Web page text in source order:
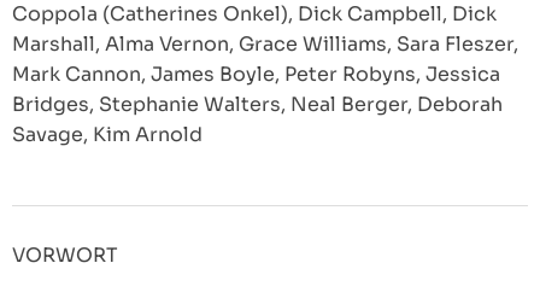
Coppola (Catherines Onkel), Dick Campbell, Dick
Marshall, Alma Vernon, Grace Williams, Sara Fleszer,
Mark Cannon, James Boyle, Peter Robyns, Jessica
Bridges, Stephanie Walters, Neal Berger, Deborah
Savage, Kim Arnold
VORWORT